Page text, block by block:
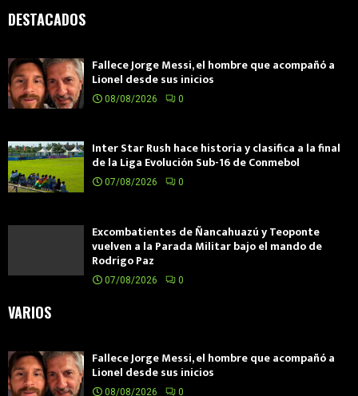
DESTACADOS
Fallece Jorge Messi, el hombre que acompañó a
Lionel desde sus inicios
08/08/2026 0
Inter Star Rush hace historia y clasifica a la final
de la Liga Evolución Sub-16 de Conmebol
07/08/2026 0
Excombatientes de Ñancahuazú y Teoponte
vuelven a la Parada Militar bajo el mando de
Rodrigo Paz
07/08/2026 0
VARIOS
Fallece Jorge Messi, el hombre que acompañó a
Lionel desde sus inicios
08/08/2026 0